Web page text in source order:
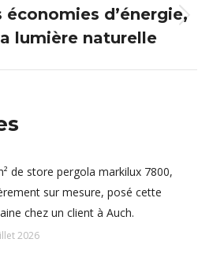
Article
suivant
:
économies d’énergie,
lumière naturelle
de store pergola markilux 7800,
sur mesure, posé cette
chez un client à Auch.
2026